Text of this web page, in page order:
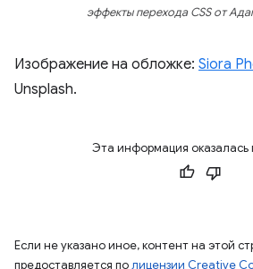
эффекты перехода CSS от
Изображение на обложке: Siora
Unsplash.
Эта информация оказалась
Если не указано иное, контент на этой
предоставляется полицензии Creative